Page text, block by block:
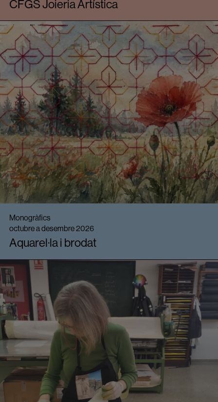
CFGS Joieria Artística
Monogràfics
octubre a desembre 2026
Aquarel·la i brodat